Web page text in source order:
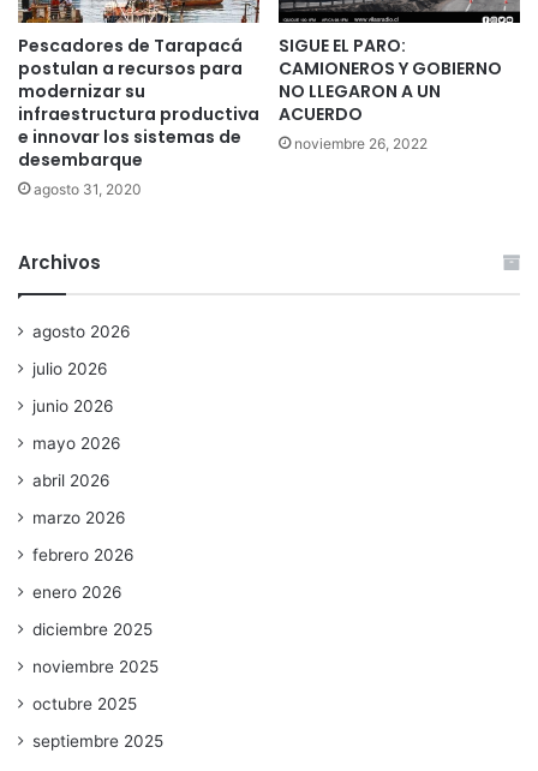
Pescadores de Tarapacá
postulan a recursos para
modernizar su
infraestructura productiva
e innovar los sistemas de
desembarque
agosto 31, 2020
SIGUE EL PARO:
CAMIONEROS Y GOBIERNO
NO LLEGARON A UN
ACUERDO
noviembre 26, 2022
Archivos
agosto 2026
julio 2026
junio 2026
mayo 2026
abril 2026
marzo 2026
febrero 2026
enero 2026
diciembre 2025
noviembre 2025
octubre 2025
septiembre 2025